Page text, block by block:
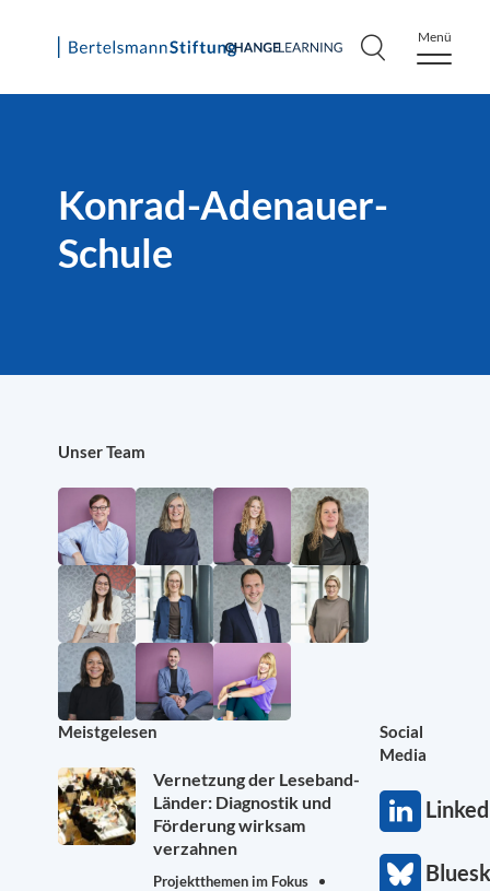
Skip
Menü
Konrad-Adenauer-
Schule
Unser Team
Meistgelesen
Vernetzung der Leseband-
Länder: Diagnostik und
Förderung wirksam
verzahnen
Projektthemen im Fokus
Social
Media